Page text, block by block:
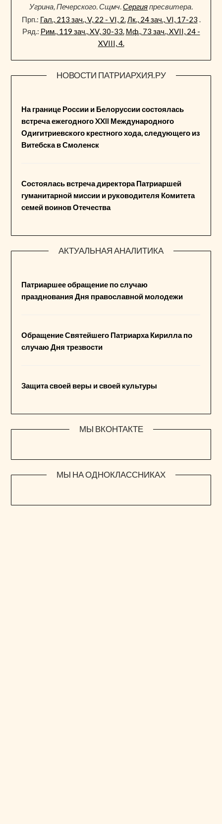
Угрина, Печерского. Сщмч.Сергияпресвитера.
Прп.: Гал., 213 зач., V, 22 - VI, 2.Лк., 24 зач., VI, 17-23 .
Ряд.: Рим., 119 зач., XV, 30-33. Мф., 73 зач., XVII, 24 -
XVIII, 4.
НОВОСТИ ПАТРИАРХИЯ.РУ
На границе России и Белоруссии состоялась
встреча ежегодного XXII Международного
Одигитриевского крестного хода, следующего из
Витебска в Смоленск
Состоялась встреча директора Патриаршей
гуманитарной миссии и руководителя Комитета
семей воинов Отечества
АКТУАЛЬНАЯ АНАЛИТИКА
Патриаршее обращение по случаю
празднования Дня православной молодежи
Обращение Святейшего Патриарха Кирилла по
случаю Дня трезвости
Защита своей веры и своей культуры
МЫ ВКОНТАКТЕ
МЫ НА ОДНОКЛАССНИКАХ